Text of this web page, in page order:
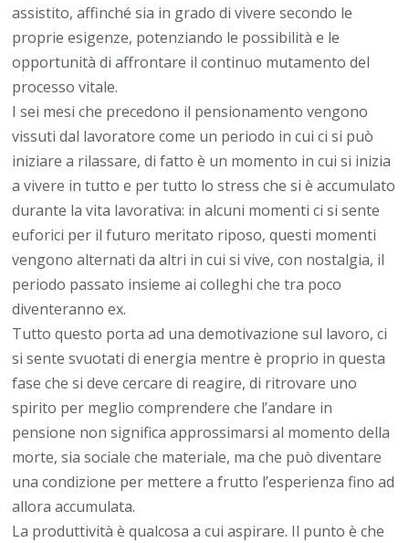
assistito, affinché sia in grado di vivere secondo le
proprie esigenze, potenziando le possibilità e le
opportunità di affrontare il continuo mutamento del
processo vitale.
I sei mesi che precedono il pensionamento vengono
vissuti dal lavoratore come un periodo in cui ci si può
iniziare a rilassare, di fatto è un momento in cui si inizia
a vivere in tutto e per tutto lo stress che si è accumulato
durante la vita lavorativa: in alcuni momenti ci si sente
euforici per il futuro meritato riposo, questi momenti
vengono alternati da altri in cui si vive, con nostalgia, il
periodo passato insieme ai colleghi che tra poco
diventeranno ex.
Tutto questo porta ad una demotivazione sul lavoro, ci
si sente svuotati di energia mentre è proprio in questa
fase che si deve cercare di reagire, di ritrovare uno
spirito per meglio comprendere che l’andare in
pensione non significa approssimarsi al momento della
morte, sia sociale che materiale, ma che può diventare
una condizione per mettere a frutto l’esperienza fino ad
allora accumulata.
La produttività è qualcosa a cui aspirare. Il punto è che